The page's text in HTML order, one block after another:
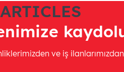
ve iş